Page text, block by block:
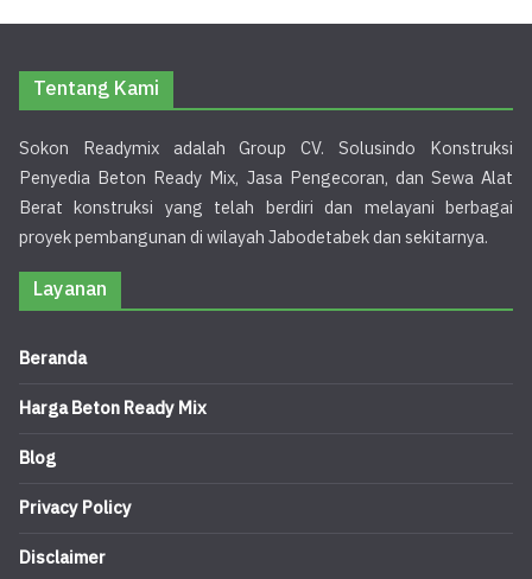
Tentang Kami
Sokon Readymix adalah Group CV. Solusindo Konstruksi
Penyedia Beton Ready Mix, Jasa Pengecoran, dan Sewa Alat
Berat konstruksi yang telah berdiri dan melayani berbagai
proyek pembangunan di wilayah Jabodetabek dan sekitarnya.
Layanan
Beranda
Harga Beton Ready Mix
Blog
Privacy Policy
Disclaimer